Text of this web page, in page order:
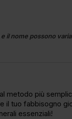
il nome possono
metodo più
il tuo fabbisogno
essenziali!